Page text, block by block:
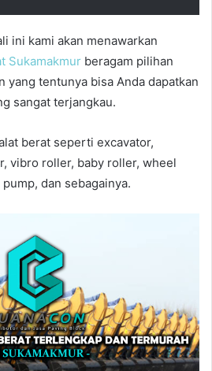
ini kami akan menawarkan
Sukamakmur beragam pilihan
yang tentunya bisa Anda dapatkan
sangat terjangkau.
berat seperti excavator,
vibro roller, baby roller, wheel
dan sebagainya.